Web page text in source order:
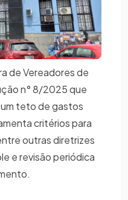
de Vereadores de
n° 8/2025 que
teto de gastos
critérios para
outras diretrizes
e revisão periódica